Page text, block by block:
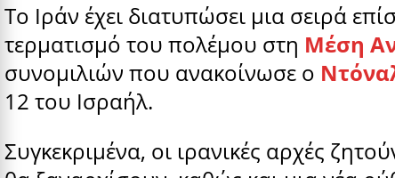
Το Ιράν έχει διατυπώσει μια σειρά
τερματισμό του πολέμου στη Μέση
συνομιλιών που ανακοίνωσε ο
12 του Ισραήλ.
Συγκεκριμένα, οι ιρανικές αρχές